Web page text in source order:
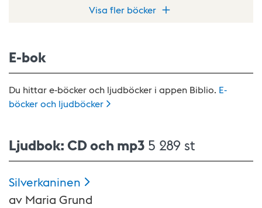
Visa fler böcker
E-bok
Du hittar e-böcker och ljudböcker i appen Biblio. E-
böcker och ljudböcker
Ljudbok: CD och mp3 5 289 st
Silverkaninen
av Maria Grund